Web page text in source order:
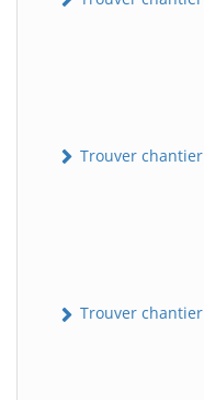
Trouver
Trouver